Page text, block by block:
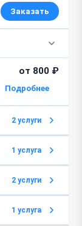
Заказать
от 800 ₽
2 услуги
от 1000 ₽
от 1500 ₽
1 услуга
от 1300 ₽
2 услуги
от 2500 ₽
1 услуга